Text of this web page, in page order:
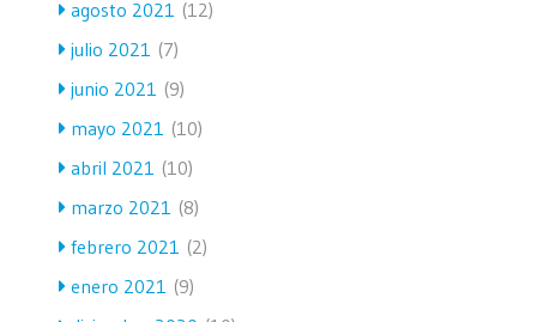
agosto 2021 (12)
julio 2021 (7)
junio 2021 (9)
mayo 2021 (10)
abril 2021 (10)
marzo 2021 (8)
febrero 2021 (2)
enero 2021 (9)